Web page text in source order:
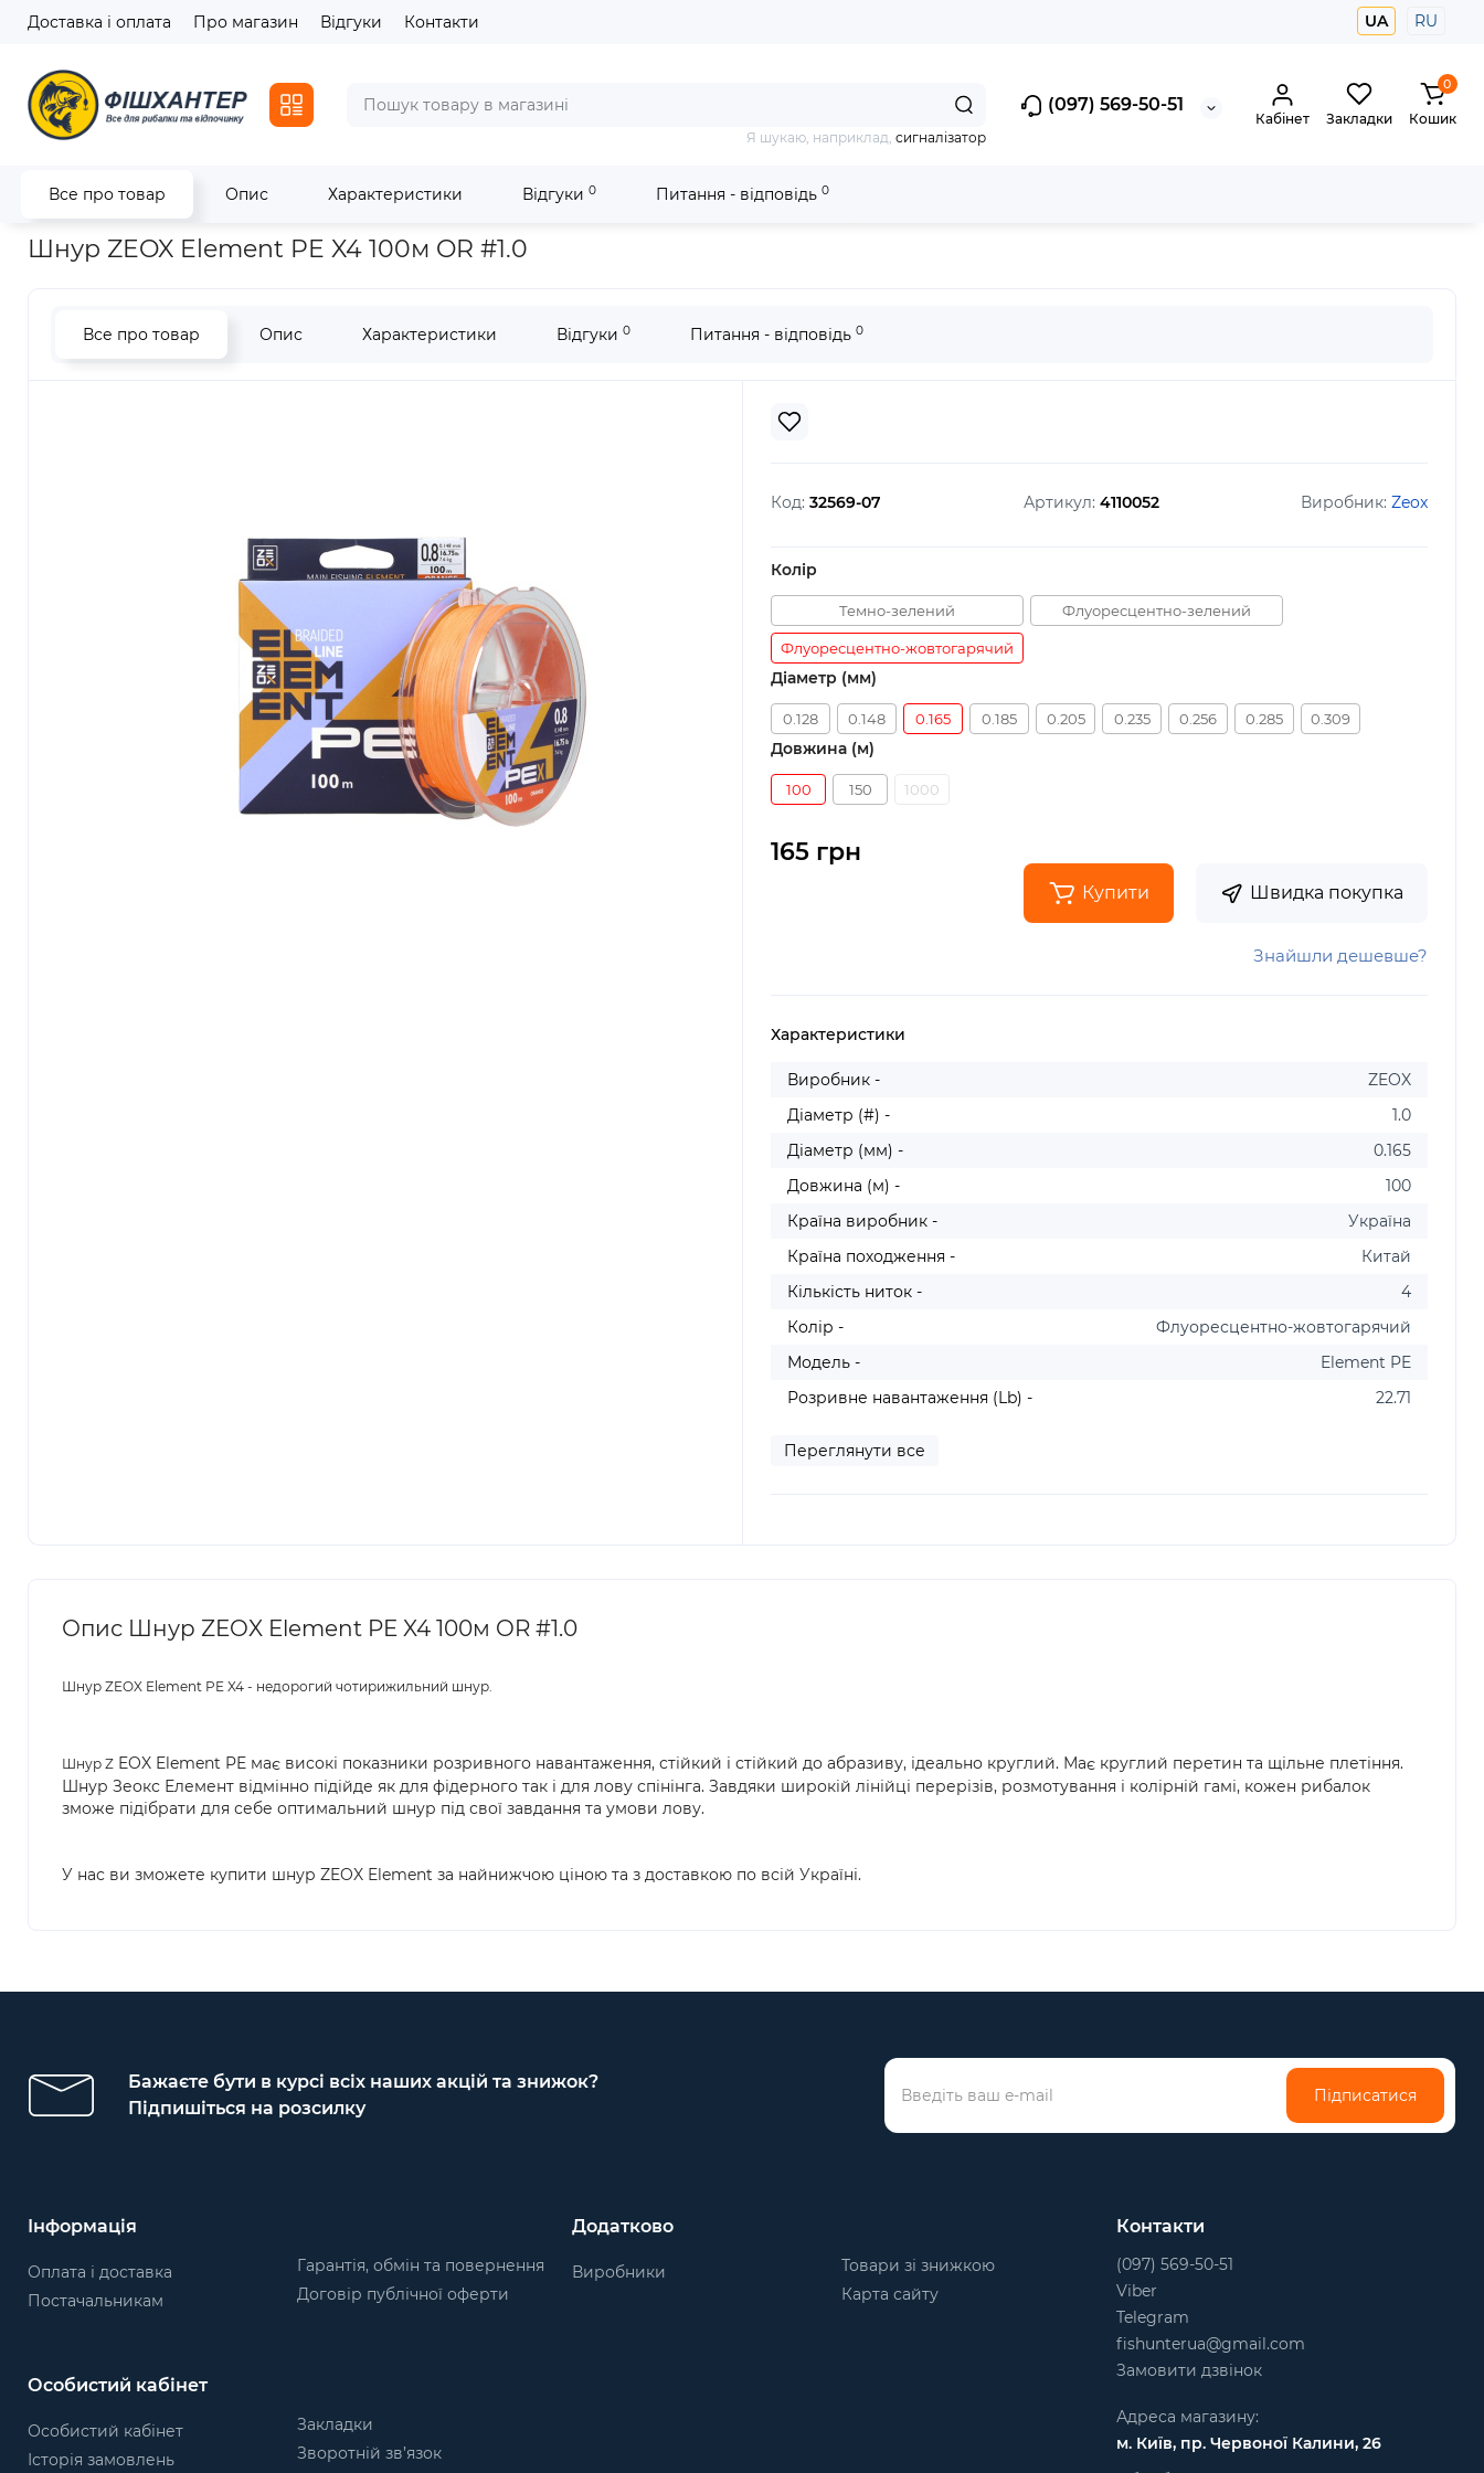
Доставка і оплата Про магазин Відгуки Контакти UA RU
(097) 569-50-51
Я шукаю, наприклад, сигналізатор
Кабінет Закладки
0
Кошик
Все про товар Опис Характеристики Відгуки 0 Питання - відповідь 0
Головна Ліски / Шнури Шнури Шнур ZEOX Element PE X4 100м OR #1.0
Шнур ZEOX Element PE X4 100м OR #1.0
Все про товар Опис Характеристики Відгуки 0 Питання - відповідь 0
Код: 32569-07 Артикул: 4110052 Виробник: Zeox
Колір
Темно-зелений Флуоресцентно-зелений
Флуоресцентно-жовтогарячий
Діаметр (мм)
0.128 0.148 0.165 0.185 0.205 0.235 0.256 0.285 0.309
Довжина (м)
100 150 1000
165 грн
Купити Швидка покупка
Знайшли дешевше?
Характеристики
Виробник -
ZEOX
Діаметр (#) -
1.0
Діаметр (мм) -
0.165
Довжина (м) -
100
Країна виробник -
Україна
Країна походження -
Китай
Кількість ниток -
4
Колір -
Флуоресцентно-жовтогарячий
Модель -
Element PE
Розривне навантаження (Lb) -
22.71
Переглянути все
Опис Шнур ZEOX Element PE X4 100м OR #1.0
Шнур ZEOX Element PE X4 - недорогий чотирижильний шнур.
Шнур Z EOX Element PE має високі показники розривного навантаження, стійкий і стійкий до абразиву, ідеально круглий. Має круглий перетин та щільне плетіння.
Шнур Зеокс Елемент відмінно підійде як для фідерного так і для лову спінінга. Завдяки широкій лінійці перерізів, розмотування і колірній гамі, кожен рибалок
зможе підібрати для себе оптимальний шнур під свої завдання та умови лову.
У нас ви зможете купити шнур ZEOX Element за найнижчою ціною та з доставкою по всій Україні.
Бажаєте бути в курсі всіх наших акцій та знижок?
Підпишіться на розсилку
Підписатися
Інформація
Оплата і доставка
Постачальникам
Гарантія, обмін та повернення
Договір публічної оферти
Додатково
Виробники
Товари зі знижкою
Карта сайту
Особистий кабінет
Особистий кабінет
Історія замовлень
Закладки
Зворотній зв’язок
Контакти
(097) 569-50-51
Viber
Telegram
fishunterua@gmail.com
Замовити дзвінок
Адреса магазину:
м. Київ, пр. Червоної Калини, 26